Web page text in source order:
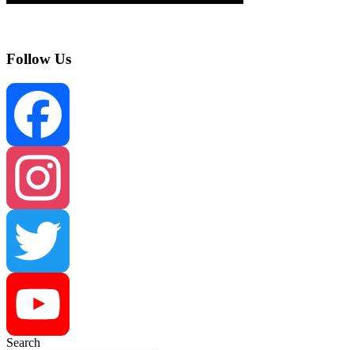
Follow Us
Facebook
Instagram
Twitter
Search